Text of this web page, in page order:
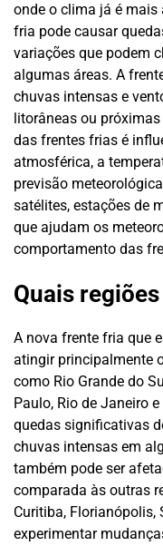
onde o clima já é mais
fria pode causar
variações que podem
algumas áreas. A
chuvas intensas e
litorâneas ou
das frentes frias é
atmosférica, a
previsão
satélites, estações de
que ajudam os
comportamento das
Quais
A nova frente fria que
atingir principalmente
como Rio Grande do
Paulo, Rio de Janeiro
quedas significativas
chuvas intensas em
também pode ser
comparada às outras
Curitiba, Florianópolis,
experimentar